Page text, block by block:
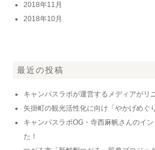
2018年11月
2018年10月
最近の投稿
キャンパスラボが運営するメディアがリ
矢掛町の観光活性化に向け「やかげめぐ
キャンパスラボOG・寺西麻帆さんのイ
た！